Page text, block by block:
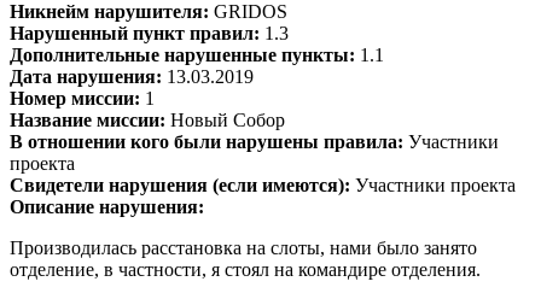
Никнейм нарушителя: GRIDOS
Нарушенный пункт правил: 1.3
Дополнительные нарушенные пункты: 1.1
Дата нарушения: 13.03.2019
Номер миссии: 1
Название миссии: Новый Собор
В отношении кого были нарушены правила: Участники
проекта
Свидетели нарушения (если имеются): Участники проекта
Описание нарушения:
Производилась расстановка на слоты, нами было занято
отделение, в частности, я стоял на командире отделения.